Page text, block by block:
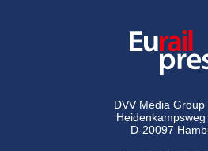
DVV Media Group
D-20097